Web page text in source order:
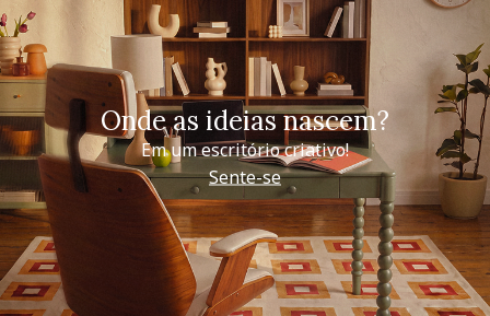
Onde as ideias nascem?
Em um escritório criativo!
Sente-se